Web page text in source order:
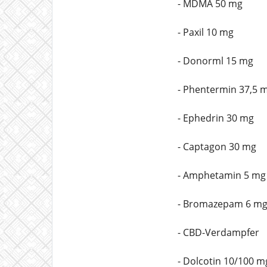
- MDMA 50 mg
- Paxil 10 mg
- Donorml 15 mg
- Phentermin 37,5
- Ephedrin 30 mg
- Captagon 30 mg
- Amphetamin 5 mg
- Bromazepam 6 mg
- CBD-Verdampfer
- Dolcotin 10/100